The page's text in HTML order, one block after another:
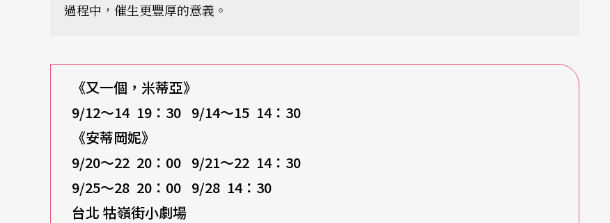
過程中，催生更豐厚的意義。
《又一個，米蒂亞》
9/12～14 19：30 9/14～15 14：30
《安蒂岡妮》
9/20～22 20：00 9/21～22 14：30
9/25～28 20：00 9/28 14：30
台北 牯嶺街小劇場